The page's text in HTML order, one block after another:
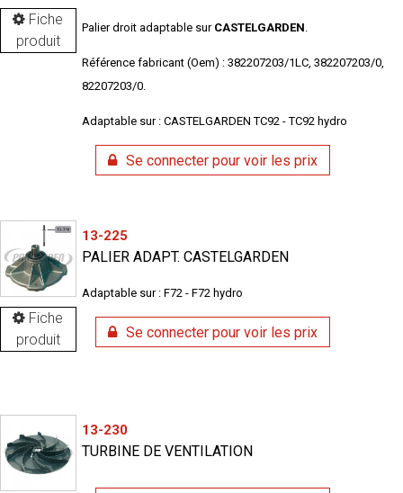
Fiche
produit
Palier droit adaptable sur CASTELGARDEN.
Référence fabricant (Oem) : 382207203/1LC, 382207203/0,
82207203/0.
Adaptable sur : CASTELGARDEN TC92 - TC92 hydro
Se connecter pour voir les prix
Fiche
produit
13-225
PALIER ADAPT. CASTELGARDEN
Adaptable sur : F72 - F72 hydro
Se connecter pour voir les prix
13-230
TURBINE DE VENTILATION